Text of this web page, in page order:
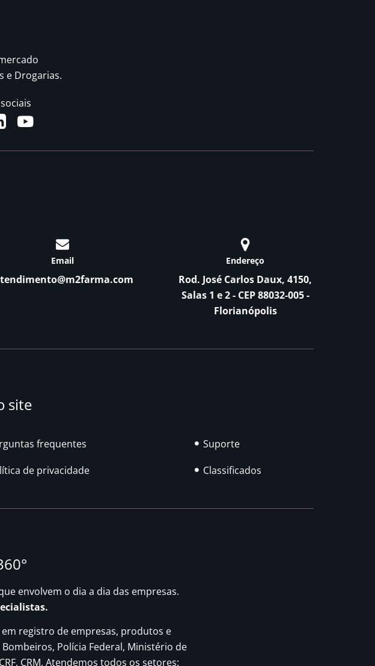
e Drogarias.
Email Endereço
Rod. José Carlos Daux, 4150,
Salas 1 e 2 - CEP 88032-005 -
Florianópolis
site
frequentes
de privacidade
Suporte
Classificados
envolvem o dia a dia das empresas.
registro de empresas, produtos e
Polícia Federal, Ministério de
CRM. Atendemos todos os setores: